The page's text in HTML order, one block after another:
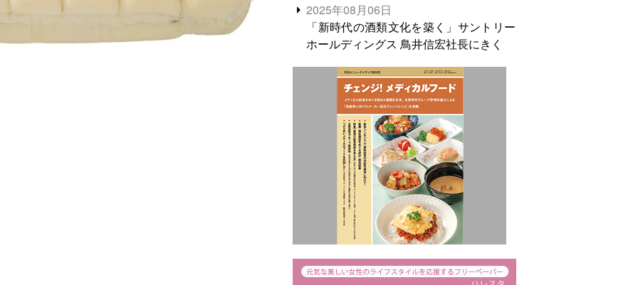
2025年08月06日
「新時代の酒類文化を築く」サントリー
ホールディングス 鳥井信宏社長にきく